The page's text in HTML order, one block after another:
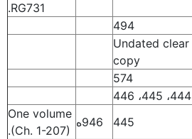
RG731.
494
Undated clear
copy
574
444، 445، 446
445 946ه
One volume
(Ch. 1-207).